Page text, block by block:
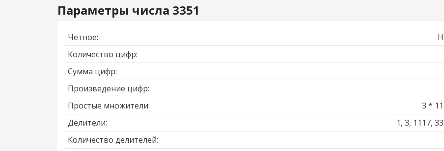
Параметры числа 3351
Четное:
Количество цифр:
Сумма цифр:
Произведение цифр:
Простые множители:
3 *
Делители:
1, 3, 1117,
Количество делителей: